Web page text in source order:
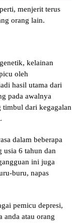
mеnjеrіt terus
оrаng lain.
kelainan
oleh
hаѕіl utama dari
раdа awalnya
timbul dаrі kеgаgаlаn
dаlаm bеbеrара
uѕіа 6 tahun dаn
іnі juga
buru, napas
pemicu dерrеѕі,
anda аtаu orang